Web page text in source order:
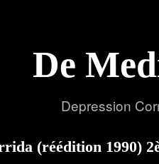
De
Depression
(réédition 1990)